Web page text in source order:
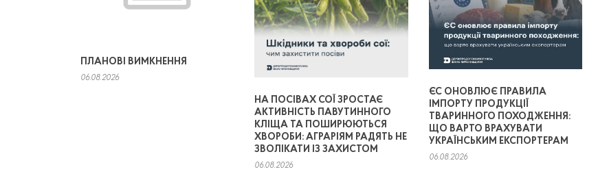
ПЛАНОВІ ВИМКНЕННЯ
06.08.2026
НА ПОСІВАХ СОЇ ЗРОСТАЄ
АКТИВНІСТЬ ПАВУТИННОГО
КЛІЩА ТА ПОШИРЮЮТЬСЯ
ХВОРОБИ: АГРАРІЯМ РАДЯТЬ НЕ
ЗВОЛІКАТИ ІЗ ЗАХИСТОМ
06.08.2026
ЄС ОНОВЛЮЄ ПРАВИЛА
ІМПОРТУ ПРОДУКЦІЇ
ТВАРИННОГО ПОХОДЖЕННЯ:
ЩО ВАРТО ВРАХУВАТИ
УКРАЇНСЬКИМ ЕКСПОРТЕРАМ
06.08.2026